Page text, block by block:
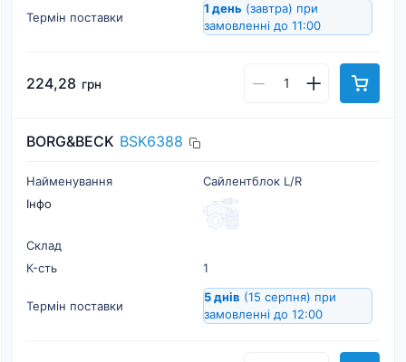
Термін поставки
1 день (завтра) при
замовленні до 11:00
224,28 грн
BORG&BECK BSK6388
Найменування
Сайлентблок L/R
Інфо
Склад
К-cть
1
Термін поставки
5 днів (15 серпня) при
замовленні до 12:00